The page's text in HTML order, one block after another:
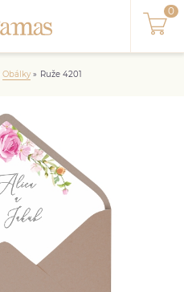
Obálky » Ruže 4201